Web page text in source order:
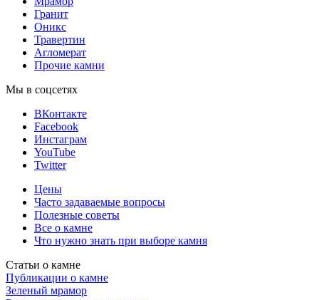
Гранит
Оникс
Травертин
Агломерат
Прочие камни
Мы в соцсетях
ВКонтакте
Facebook
Инстаграм
YouTube
Twitter
Цены
Часто задаваемые вопросы
Полезные советы
Все о камне
Что нужно знать при выборе камня
Статьи о камне
Публикации о камне
Зеленый мрамор